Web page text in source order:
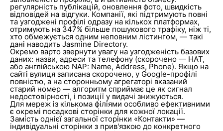
регулярність публікацій, оновлення фото, швидкість
відповідей на відгуки. Компанії, які підтримують повні
та узгоджені профілі одразу на кількох платформах,
отримують на 347% більше пошукового трафіку, ніж ті,
хто обмежується одним неповним лістингом, — такі
дані наводить Jasmine Directory.
Окремо варто звернути увагу на узгодженість базових
даних: назви, адреси та телефону (скорочено — НАТ,
або англійською NAP: Name, Address, Phone). Якщо на
сайті вулиця записана скорочено, у Google-профілі
повністю, а на сторонньому агрегаторі вказаний
старий номер — алгоритм сприймає це як сигнал
недостовірності, і позиції у видачі знижуються.
Для мереж із кількома філіями особливо ефективними
є окремі посадкові сторінки для кожної локації.
Замість однієї загальної сторінки «Контакти» —
індивідуальні сторінки з прив'язкою до конкретного